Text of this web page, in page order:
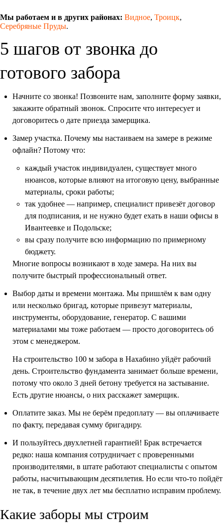
Мы работаем и в других районах: Видное, Троицк,
Серебряные Пруды.
5 шагов от звонка до
готового забора
Начните со звонка! Позвоните нам, заполните форму заявки,
закажите обратный звонок. Спросите что интересует и
договоритесь о дате приезда замерщика.
Замер участка. Почему мы настаиваем на замере в режиме
офлайн? Потому что:
каждый участок индивидуален, существует много
нюансов, которые влияют на итоговую цену, выбранные
материалы, сроки работы;
так удобнее — например, специалист привезёт договор
для подписания, и не нужно будет ехать в наши офисы в
Ивантеевке и Подольске;
вы сразу получите всю информацию по примерному
бюджету.
Многие вопросы возникают в ходе замера. На них вы
получите быстрый профессиональный ответ.
Выбор даты и времени монтажа. Мы пришлём к вам одну
или несколько бригад, которые привезут материалы,
инструменты, оборудование, генератор. С вашими
материалами мы тоже работаем — просто договоритесь об
этом с менеджером.
На строительство 100 м забора в Нахабино уйдёт рабочий
день. Строительство фундамента занимает больше времени,
потому что около 3 дней бетону требуется на застывание.
Есть другие нюансы, о них расскажет замерщик.
Оплатите заказ. Мы не берём предоплату — вы оплачиваете
по факту, передавая сумму бригадиру.
И пользуйтесь двухлетней гарантией! Брак встречается
редко: наша компания сотрудничает с проверенными
производителями, в штате работают специалисты с опытом
работы, насчитывающим десятилетия. Но если что-то пойдёт
не так, в течение двух лет мы бесплатно исправим проблему.
Какие заборы мы строим